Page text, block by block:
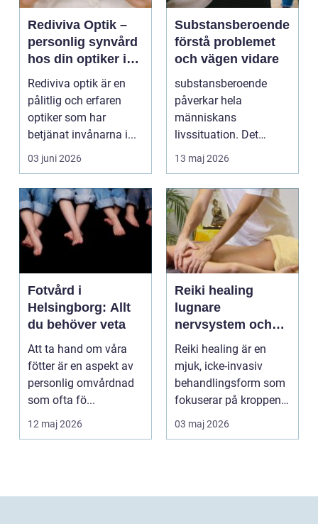
Rediviva Optik –
personlig synvård
hos din optiker i
Uppsala
Rediviva optik är en
pålitlig och erfaren
optiker som har
betjänat invånarna i...
03 juni 2026
Substansberoende
förstå problemet
och vägen vidare
substansberoende
påverkar hela
människans
livssituation. Det
handlar sällan bara
om alkohol, narkoti...
13 maj 2026
Fotvård i
Helsingborg: Allt
du behöver veta
Att ta hand om våra
fötter är en aspekt av
personlig omvårdnad
som ofta fö...
12 maj 2026
Reiki healing
lugnare
nervsystem och
djupare
återhämtning
Reiki healing är en
mjuk, icke-invasiv
behandlingsform som
fokuserar på kroppens
egen förmåga att lä...
03 maj 2026